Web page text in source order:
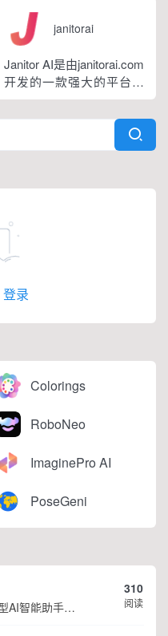
搭载 GrammarlyGO 智能
写作助手，集实时校对、
AI 生成、抄袭检测、引文
排版、团队文风统一功能
于一体。覆盖客户端、浏
janitorai
Janitor AI是由janitorai.com
开发的一款强大的平台，
允许用户创建具有不同个
性的NSFW虚构聊天机器
人角色。该平台由大型语
言模型驱动，包括OpenAI
登录
Colorings
RoboNeo
ImaginePro AI
PoseGeni
字节跳动研发的全能型AI智能助手，提供智能对话、知识问答、内容创作、学习办公等一站式AI服务
310
阅读